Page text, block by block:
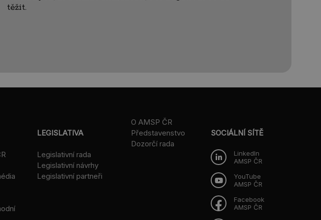
těžit.
LEGISLATIVA
Legislativní rada
Legislativní návrhy
Legislativní partneři
O AMSP ČR
Představenstvo
Dozorčí rada
SOCIÁLNÍ SÍTĚ
LinkedIn
AMSP ČR
YouTube
AMSP ČR
Facebook
AMSP ČR